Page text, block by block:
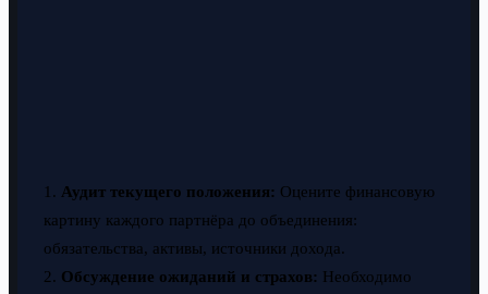
1. Аудит текущего положения: Оцените финансовую
картину каждого партнёра до объединения:
обязательства, активы, источники дохода.
2. Обсуждение ожиданий и страхов: Необходимо